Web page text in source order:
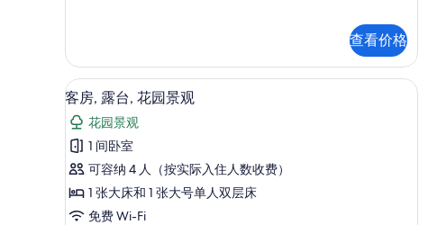
观
的
所
有
照
片
池
景
观
更
多
信
息
查看价格
显
示
客
房,
露
台,
4
客房, 露台, 花园景观
花园景观
1 间卧室
可容纳 4 人（按实际入住人数收费）
1 张大床和 1 张大号单人双层床
免费 Wi-Fi